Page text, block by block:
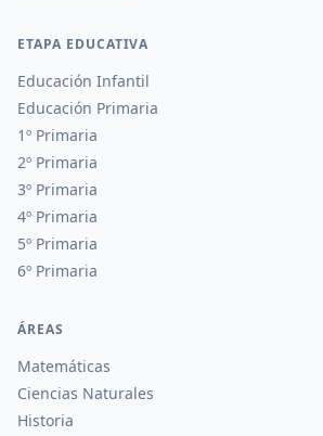
ETAPA EDUCATIVA
Educación Infantil
Educación Primaria
1º Primaria
2º Primaria
3º Primaria
4º Primaria
5º Primaria
6º Primaria
ÁREAS
Matemáticas
Ciencias Naturales
Historia